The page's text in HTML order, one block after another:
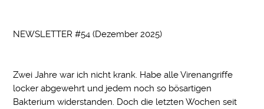
NEWSLETTER #54 (Dezember 2025)
Zwei Jahre war ich nicht krank. Habe alle Virenangriffe
locker abgewehrt und jedem noch so bösartigen
Bakterium widerstanden. Doch die letzten Wochen seit